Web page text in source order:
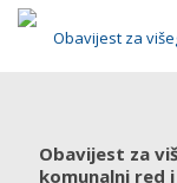
Obavijest za
komunalni red